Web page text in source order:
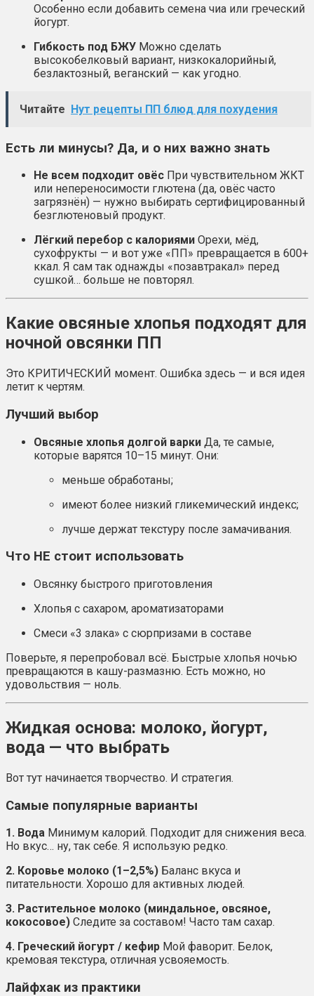
Особенно если добавить семена чиа или греческий
йогурт.
Гибкость под БЖУ Можно сделать
высокобелковый вариант, низкокалорийный,
безлактозный, веганский — как угодно.
Читайте Нут рецепты ПП блюд для похудения
Есть ли минусы? Да, и о них важно знать
Не всем подходит овёс При чувствительном ЖКТ
или непереносимости глютена (да, овёс часто
загрязнён) — нужно выбирать сертифицированный
безглютеновый продукт.
Лёгкий перебор с калориями Орехи, мёд,
сухофрукты — и вот уже «ПП» превращается в 600+
ккал. Я сам так однажды «позавтракал» перед
сушкой… больше не повторял.
Какие овсяные хлопья подходят для
ночной овсянки ПП
Это КРИТИЧЕСКИЙ момент. Ошибка здесь — и вся идея
летит к чертям.
Лучший выбор
Овсяные хлопья долгой варки Да, те самые,
которые варятся 10–15 минут. Они:
меньше обработаны;
имеют более низкий гликемический индекс;
лучше держат текстуру после замачивания.
Что НЕ стоит использовать
Овсянку быстрого приготовления
Хлопья с сахаром, ароматизаторами
Смеси «3 злака» с сюрпризами в составе
Поверьте, я перепробовал всё. Быстрые хлопья ночью
превращаются в кашу-размазню. Есть можно, но
удовольствия — ноль.
Жидкая основа: молоко, йогурт,
вода — что выбрать
Вот тут начинается творчество. И стратегия.
Самые популярные варианты
1. Вода Минимум калорий. Подходит для снижения веса.
Но вкус… ну, так себе. Я использую редко.
2. Коровье молоко (1–2,5%) Баланс вкуса и
питательности. Хорошо для активных людей.
3. Растительное молоко (миндальное, овсяное,
кокосовое) Следите за составом! Часто там сахар.
4. Греческий йогурт / кефир Мой фаворит. Белок,
кремовая текстура, отличная усвояемость.
Лайфхак из практики